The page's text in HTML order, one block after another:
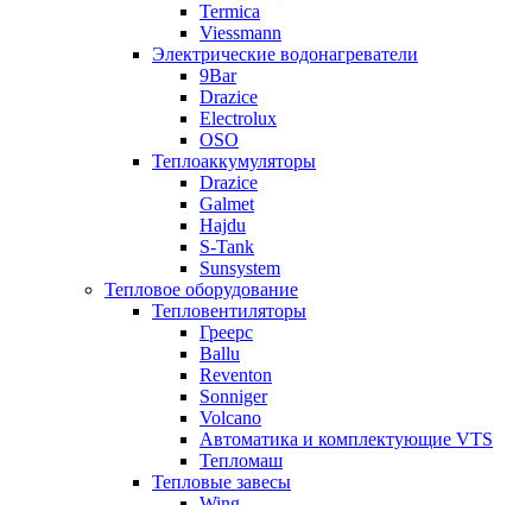
Termica
Viessmann
Электрические водонагреватели
9Bar
Drazice
Electrolux
OSO
Теплоаккумуляторы
Drazice
Galmet
Hajdu
S-Tank
Sunsystem
Тепловое оборудование
Тепловентиляторы
Греерс
Ballu
Reventon
Sonniger
Volcano
Автоматика и комплектующие VTS
Тепломаш
Тепловые завесы